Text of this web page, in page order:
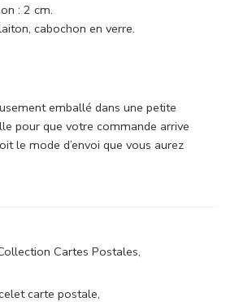
: 2 cm.
cabochon en verre.
emballé dans une petite
pour que votre commande arrive
le mode d’envoi que vous aurez
Cartes Postales,
carte postale,